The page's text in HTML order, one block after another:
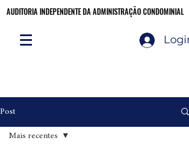
AUDITORIA INDEPENDENTE DA ADMINISTRAÇÃO CONDOMINIAL
AUDITORIA INDEPENDENTE DA ADMINISTRAÇÃO CONDOMINIAL
Login
Post
Mais recentes